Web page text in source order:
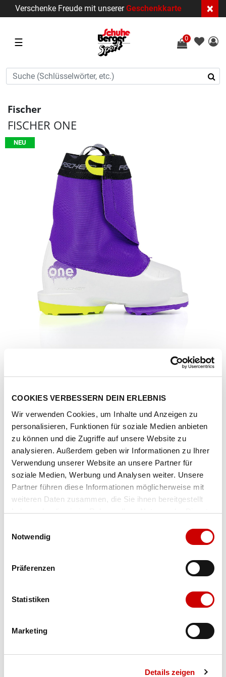
COOKIES VERBESSERN DEIN ERLEBNIS
Wir verwenden Cookies, um Inhalte und Anzeigen zu
personalisieren, Funktionen für soziale Medien anbieten
zu können und die Zugriffe auf unsere Website zu
analysieren. Außerdem geben wir Informationen zu Ihrer
Verwendung unserer Website an unsere Partner für
soziale Medien, Werbung und Analysen weiter. Unsere
Partner führen diese Informationen möglicherweise mit
weiteren Daten zusammen, die Sie ihnen bereitgestellt
haben oder die sie im Rahmen Ihrer Nutzung der Dienste
Notwendig
Präferenzen
Statistiken
Marketing
Details zeigen
Verschenke Freude mit unsererGeschenkkarte ×
☰ 0
Fischer
FISCHER ONE
NEU
Artikel-Nr.U19026-snow-purple
Farbe snow/purple
IN DEN WARENKORB
Bis 17:00 Uhr bestellen: morgen geliefert - ab CHF 50.00